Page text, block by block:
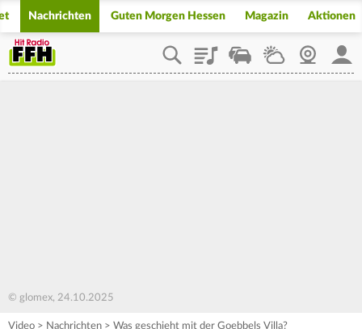
Nachrichten Guten Morgen Hessen Magazin Aktionen
PlaylistStaupilotWetterWebcam
© glomex, 24.10.2025
Video > Nachrichten > Was geschieht mit der Goebbels Villa?